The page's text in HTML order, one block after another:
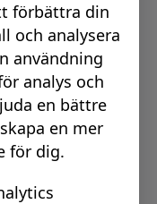
RESA!
förbättra din
och analysera
användning
analys och
en bättre
en mer
för dig.